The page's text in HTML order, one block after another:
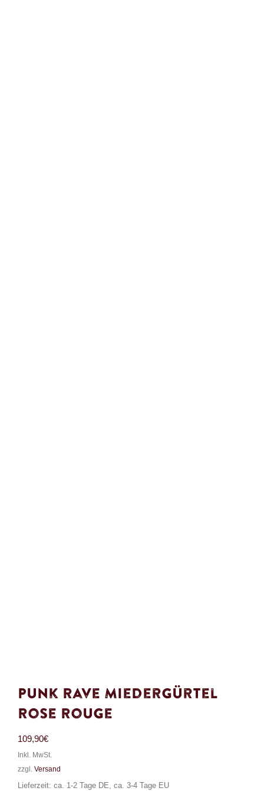
Punk Rave Miedergürtel
Rose Rouge
109,90€
Inkl. MwSt.
zzgl. Versand
Lieferzeit: ca. 1-2 Tage DE, ca. 3-4 Tage EU